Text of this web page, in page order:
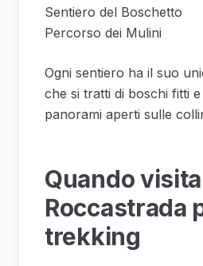
Sentiero del Boschetto
Percorso dei Mulini
Ogni sentiero ha il suo
che si tratti di boschi fitti
panorami aperti sulle
Quando
Roccastrada
trekking